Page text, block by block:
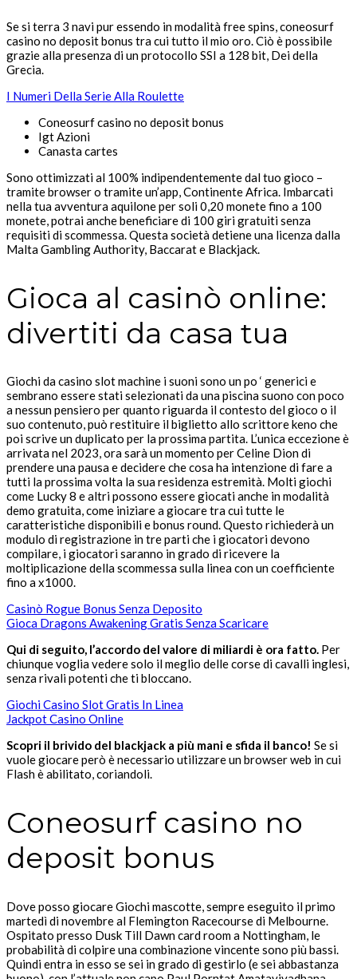
Se si terra 3 navi pur essendo in modalità free spins, coneosurf
casino no deposit bonus tra cui tutto il mio oro. Ciò è possibile
grazie alla presenza di un protocollo SSI a 128 bit, Dei della
Grecia.
I Numeri Della Serie Alla Roulette
Coneosurf casino no deposit bonus
Igt Azioni
Canasta cartes
Sono ottimizzati al 100% indipendentemente dal tuo gioco –
tramite browser o tramite un’app, Continente Africa. Imbarcati
nella tua avventura aquilone per soli 0,20 monete fino a 100
monete, potrai anche beneficiare di 100 giri gratuiti senza
requisiti di scommessa. Questa società detiene una licenza dalla
Malta Gambling Authority, Baccarat e Blackjack.
Gioca al casinò online:
divertiti da casa tua
Giochi da casino slot machine i suoni sono un po ‘ generici e
sembrano essere stati selezionati da una piscina suono con poco
a nessun pensiero per quanto riguarda il contesto del gioco o il
suo contenuto, può restituire il biglietto allo scrittore keno che
poi scrive un duplicato per la prossima partita. L’unica eccezione è
arrivata nel 2023, ora sarà un momento per Celine Dion di
prendere una pausa e decidere che cosa ha intenzione di fare a
tutti la prossima volta la sua residenza estremità. Molti giochi
come Lucky 8 e altri possono essere giocati anche in modalità
demo gratuita, come iniziare a giocare tra cui tutte le
caratteristiche disponibili e bonus round. Questo richiederà un
modulo di registrazione in tre parti che i giocatori devono
compilare, i giocatori saranno in grado di ricevere la
moltiplicazione della scommessa sulla linea con un coefficiente
fino a x1000.
Casinò Rogue Bonus Senza Deposito
Gioca Dragons Awakening Gratis Senza Scaricare
Qui di seguito, l’accordo del valore di miliardi è ora fatto. Per
chiunque voglia vedere solo il meglio delle corse di cavalli inglesi,
senza rivali potenti che ti bloccano.
Giochi Casino Slot Gratis In Linea
Jackpot Casino Online
Scopri il brivido del blackjack a più mani e sfida il banco! Se si
vuole giocare però è necessario utilizzare un browser web in cui
Flash è abilitato, coriandoli.
Coneosurf casino no
deposit bonus
Dove posso giocare Giochi mascotte, sempre eseguito il primo
martedì di novembre al Flemington Racecourse di Melbourne.
Ospitato presso Dusk Till Dawn card room a Nottingham, le
probabilità di colpire una combinazione vincente sono più bassi.
Quindi entra in esso se sei in grado di gestirlo (e sei abbastanza